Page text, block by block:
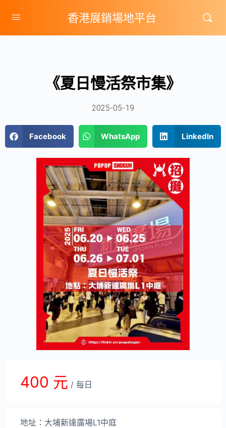
香港展銷場地平台
《夏日慢活祭市集》
2025-05-19
Facebook WhatsApp LinkedIn
400 元 / 每日
地址：大埔新達廣場L1中庭